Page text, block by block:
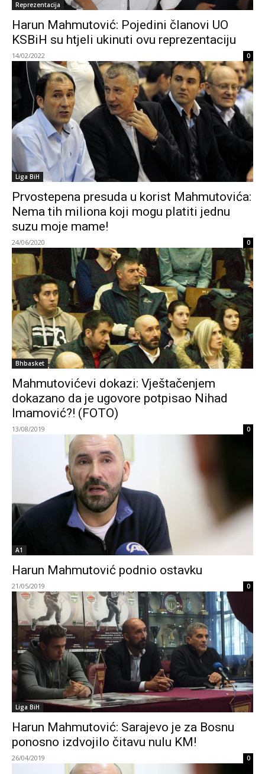
Reprezentacija
Harun Mahmutović: Pojedini članovi UO
KSBiH su htjeli ukinuti ovu reprezentaciju
14/02/2022 0
Liga BiH
Prvostepena presuda u korist Mahmutovića:
Nema tih miliona koji mogu platiti jednu
suzu moje mame!
24/06/2020 0
Bhbasket
Mahmutovićevi dokazi: Vještačenjem
dokazano da je ugovore potpisao Nihad
Imamović?! (FOTO)
13/08/2019 0
A1
Harun Mahmutović podnio ostavku
21/05/2019 0
Liga BiH
Harun Mahmutović: Sarajevo je za Bosnu
ponosno izdvojilo čitavu nulu KM!
26/04/2019 0